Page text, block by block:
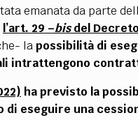
emanata da parte
l’art. 29 –bisdel
lapossibilità di
intrattengono
ha previsto la
eseguire una